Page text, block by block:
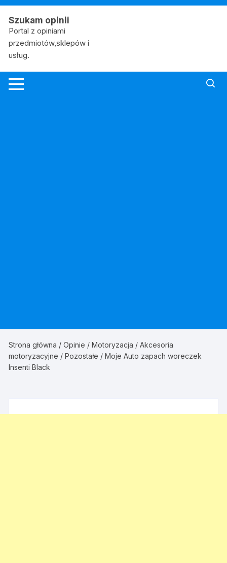
Skip
content
Szukam opinii
Portal z opiniami
przedmiotów,sklepów i
usług.
Strona główna /Opinie /Motoryzacja /Akcesoria
motoryzacyjne /Pozostałe / Moje Auto zapach woreczek
Insenti Black